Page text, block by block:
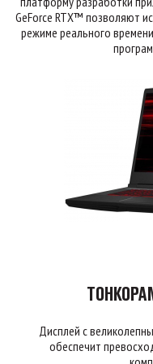
GeForce RTX™ позволяют
режиме реального
Дисплей с
обеспечит